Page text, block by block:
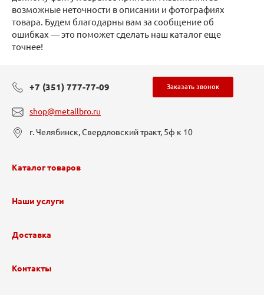
возможные неточности в описании и фотографиях
товара. Будем благодарны вам за сообщение об
ошибках — это поможет сделать наш каталог еще
точнее!
+7 (351) 777-77-09 Заказать звонок
shop@metallbro.ru
г. Челябинск, Свердловский тракт, 5ф к 10
Каталог товаров
Наши услуги
Доставка
Контакты